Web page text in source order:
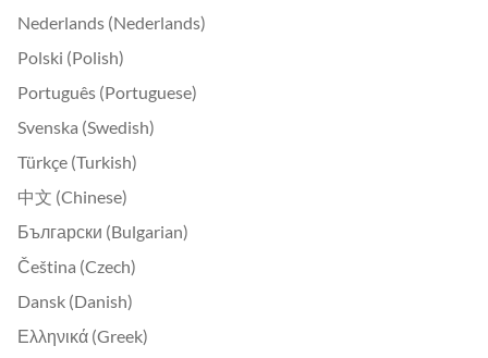
Nederlands (Nederlands)
Polski (Polish)
Português (Portuguese)
Svenska (Swedish)
Türkçe (Turkish)
中文 (Chinese)
Български (Bulgarian)
Čeština (Czech)
Dansk (Danish)
Ελληνικά (Greek)